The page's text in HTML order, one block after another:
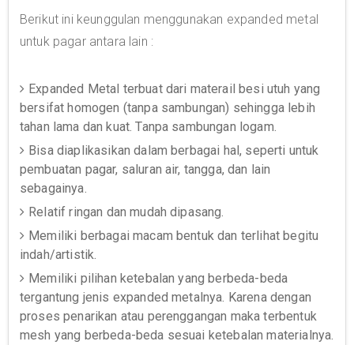
Berikut ini keunggulan menggunakan expanded metal
untuk pagar antara lain :
Expanded Metal terbuat dari materail besi utuh yang
bersifat homogen (tanpa sambungan) sehingga lebih
tahan lama dan kuat. Tanpa sambungan logam.
Bisa diaplikasikan dalam berbagai hal, seperti untuk
pembuatan pagar, saluran air, tangga, dan lain
sebagainya.
Relatif ringan dan mudah dipasang.
Memiliki berbagai macam bentuk dan terlihat begitu
indah/artistik.
Memiliki pilihan ketebalan yang berbeda-beda
tergantung jenis expanded metalnya. Karena dengan
proses penarikan atau perenggangan maka terbentuk
mesh yang berbeda-beda sesuai ketebalan materialnya.